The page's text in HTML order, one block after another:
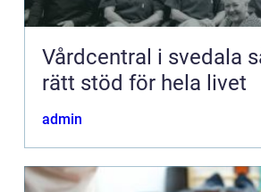
Vårdcentral i svedala så väljer du
rätt stöd för hela livet
admin